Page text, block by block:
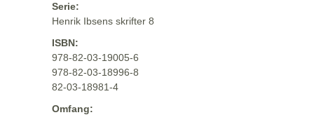
Serie:
Henrik Ibsens skrifter 8
ISBN:
978-82-03-19005-6
978-82-03-18996-8
82-03-18981-4
Omfang: